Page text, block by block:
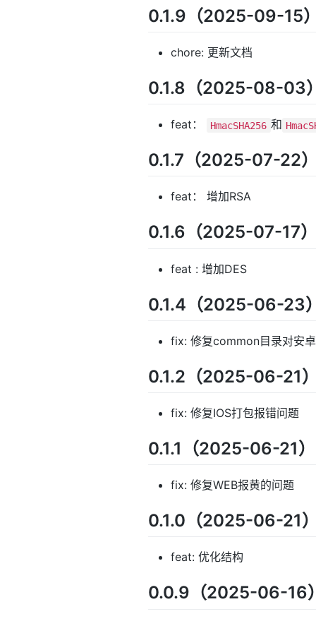
0.1.9（2025-09-15
chore: 更新文档
0.1.8（2025-08-03
feat： HmacSHA256 和
0.1.7（2025-07-22
feat： 增加RSA
0.1.6（2025-07-17
feat : 增加DES
0.1.4（2025-06-23
fix: 修复common目录对安
0.1.2（2025-06-21
fix: 修复IOS打包报错问题
0.1.1（2025-06-21）
fix: 修复WEB报黄的问题
0.1.0（2025-06-21
feat: 优化结构
0.0.9（2025-06-16